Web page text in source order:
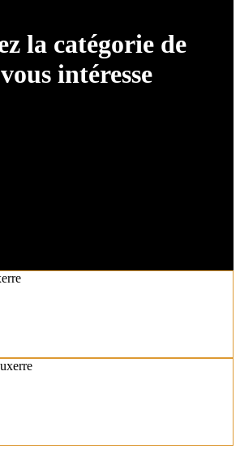
la catégorie de
intéresse